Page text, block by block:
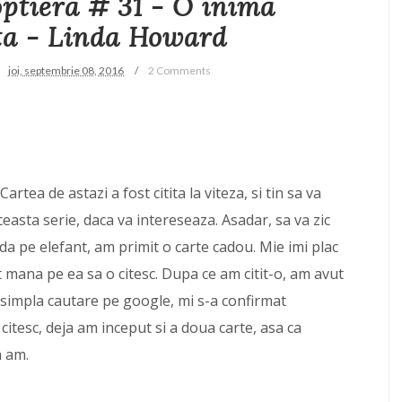
# 31 - O inima
- Linda Howard
joi, septembrie 08, 2016 2 Comments
de astazi a fost citita la viteza, si tin sa va
serie, daca va intereseaza. Asadar, sa va zic
pe elefant, am primit o carte cadou. Mie imi plac
pe ea sa o citesc. Dupa ce am citit-o, am avut
cautare pe google, mi s-a confirmat
deja am inceput si a doua carte, asa ca